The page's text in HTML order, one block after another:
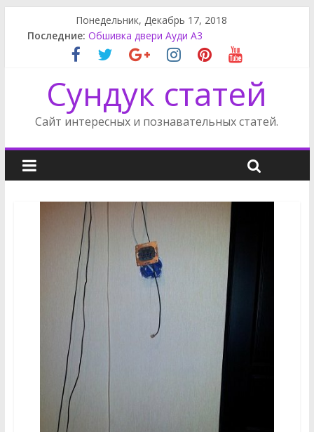
Понедельник, Декабрь 17, 2018
Последние: Замена салонного фильтра Мерседес GL
Обшивка двери Ауди А3
Шкатулка ручной работы
Поделки из поршня
Сундук статей
Сайт интересных и познавательных статей.